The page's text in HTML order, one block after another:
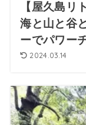
【屋久島リ
海と山と谷
ーでパワー
2024.03.14